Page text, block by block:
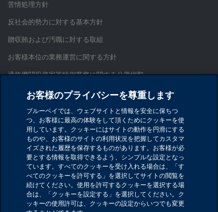
苦情処理方針
反社会的勢力に対する基本方針
贈収賄および汚職に対する取組
お客様本位の業務運営に関する方針
適格機関投資家等特例業務に関する公衆縦覧
証券取引等監視委員会情報提供窓口
お問い合わせ
サイトマップ
Cookieを設定する
ブルーベイ・アセット・マネジメント・インターナシ
ョナル・リミテッド
金融商品取引業者 関東財務局長（金商）第1029号
お客様のプライバシーを尊重します
ブルーベイでは、ウェブサイトと情報を安全に保ちつ
つ、お客様に最高の体験をして頂くためにクッキーを使
用しています。クッキーにはサイトの動作を円滑にする
ものや、お客様のサイトの利用状況を把握してカスタマ
イズされた履歴を保存するものがあります。お客様が必
要とする情報を取得できるよう、シンプルな設定となっ
ています。すべてのクッキーを受け入れる場合は、「す
べてのクッキーを許可する」を選択してサイトの閲覧を
続けてください。使用を許可するクッキーを選択する場
合は、「クッキーを設定する」を選択してください。ク
ッキーの使用許可は、クッキーの設定からいつでも変更